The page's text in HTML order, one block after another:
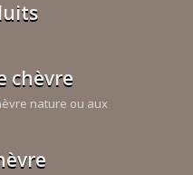
chèvre
nature ou aux